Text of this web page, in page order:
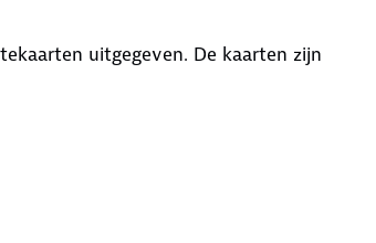
uitgegeven. De kaarten zijn